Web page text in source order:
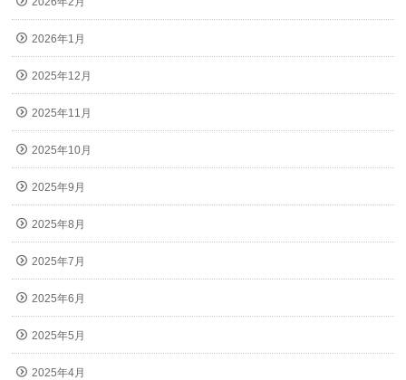
2026年1月
2025年12月
2025年11月
2025年10月
2025年9月
2025年8月
2025年7月
2025年6月
2025年5月
2025年4月